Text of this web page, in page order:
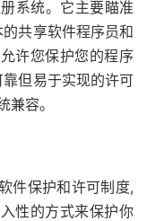
系统。它主要瞄准
共享软件程序员和
许您保护您的程序
但易于实现的许可
容。
件保护和许可制度,
性的方式来保护你